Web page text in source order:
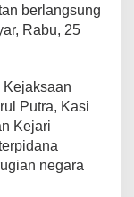
berlangsung
Rabu, 25
Kejaksaan
Putra, Kasi
Kejari
negara